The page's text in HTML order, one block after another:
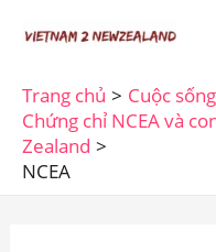
dung
Trang chủ Cuộc
Chứng chỉ NCEA và
Zealand
NCEA